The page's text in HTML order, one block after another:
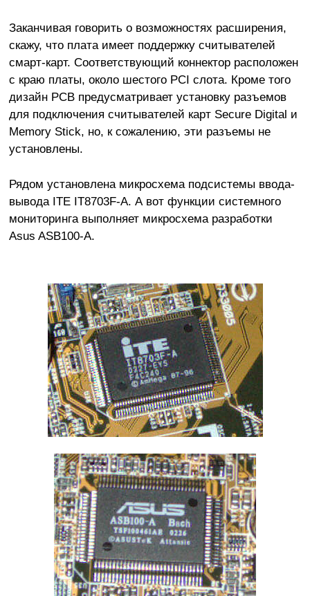
Заканчивая говорить о возможностях расширения,
скажу, что плата имеет поддержку считывателей
смарт-карт. Соответствующий коннектор расположен
с краю платы, около шестого PCI слота. Кроме того
дизайн PCB предусматривает установку разъемов
для подключения считывателей карт Secure Digital и
Memory Stick, но, к сожалению, эти разъемы не
установлены.
Рядом установлена микросхема подсистемы ввода-
вывода ITE IT8703F-A. А вот функции системного
мониторинга выполняет микросхема разработки
Asus ASB100-A.